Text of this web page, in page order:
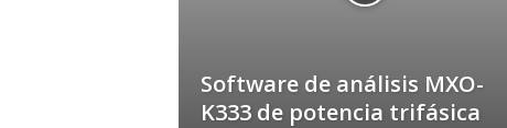
Software de análisis MXO-
K333 de potencia trifásica